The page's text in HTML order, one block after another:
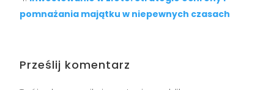
pomnażania majątku w niepewnych czasach
Prześlij komentarz